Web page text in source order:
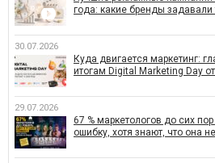
года: какие бренды задавали
30.07.2026
Куда двигается маркетинг:
итогам Digital Marketing Day
29.07.2026
67 % маркетологов до сих
ошибку, хотя знают, что она